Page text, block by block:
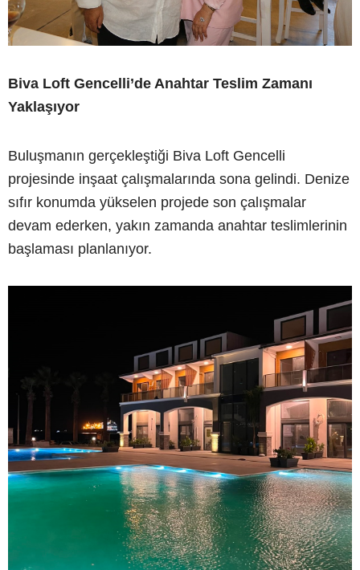
Biva Loft Gencelli’de Anahtar Teslim Zamanı
Yaklaşıyor
Buluşmanın gerçekleştiği Biva Loft Gencelli
projesinde inşaat çalışmalarında sona gelindi. Denize
sıfır konumda yükselen projede son çalışmalar
devam ederken, yakın zamanda anahtar teslimlerinin
başlaması planlanıyor.